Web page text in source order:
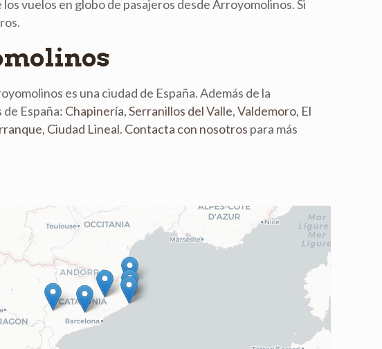
vuelos en globo de pasajeros desde Arroyomolinos. Si
es una ciudad de España. Además de la
España: Chapinería,Serranillos del Valle,Valdemoro, El
, Ciudad Lineal. Contacta con nosotros para más